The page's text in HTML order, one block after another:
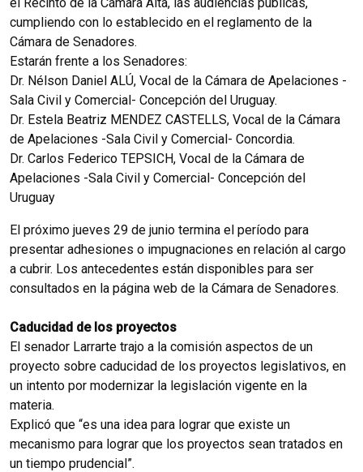
cumpliendo con lo establecido en el reglamento de la
Cámara de Senadores.
Estarán frente a los Senadores:
Dr. Nélson Daniel ALÚ, Vocal de la Cámara de Apelaciones -
Sala Civil y Comercial- Concepción del Uruguay.
Dr. Estela Beatriz MENDEZ CASTELLS, Vocal de la Cámara
de Apelaciones -Sala Civil y Comercial- Concordia.
Dr. Carlos Federico TEPSICH, Vocal de la Cámara de
Apelaciones -Sala Civil y Comercial- Concepción del
Uruguay
El próximo jueves 29 de junio termina el período para
presentar adhesiones o impugnaciones en relación al cargo
a cubrir. Los antecedentes están disponibles para ser
consultados en la página web de la Cámara de Senadores.
Caducidad de los proyectos
El senador Larrarte trajo a la comisión aspectos de un
proyecto sobre caducidad de los proyectos legislativos, en
un intento por modernizar la legislación vigente en la
materia.
Explicó que “es una idea para lograr que existe un
mecanismo para lograr que los proyectos sean tratados en
un tiempo prudencial”.